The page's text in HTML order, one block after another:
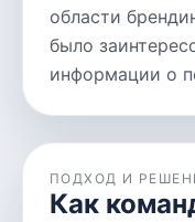
области
было
информации о
ПОДХОД И
Как